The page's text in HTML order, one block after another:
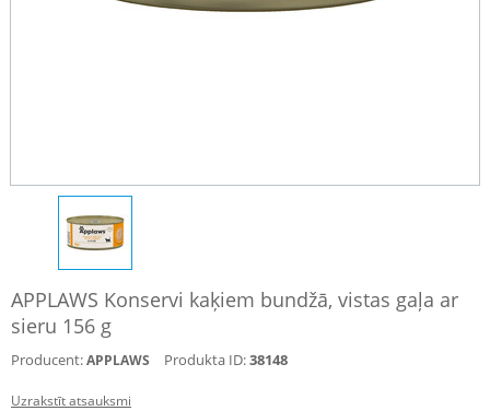
APPLAWS Konservi kaķiem bundžā, vistas gaļa ar
sieru 156 g
Producent:APPLAWS Produkta ID:38148
Uzrakstīt atsauksmi